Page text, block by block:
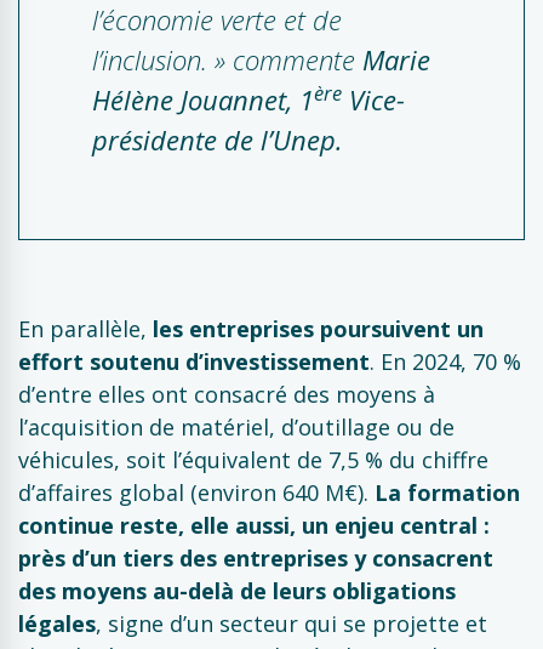
l’économie verte et de
l’inclusion. » commente Marie
Hélène Jouannet, 1ère Vice-
présidente de l’Unep.
En parallèle, les entreprises poursuivent un
effort soutenu d’investissement. En 2024, 70 %
d’entre elles ont consacré des moyens à
l’acquisition de matériel, d’outillage ou de
véhicules, soit l’équivalent de 7,5 % du chiffre
d’affaires global (environ 640 M€). La formation
continue reste, elle aussi, un enjeu central :
près d’un tiers des entreprises y consacrent
des moyens au-delà de leurs obligations
légales, signe d’un secteur qui se projette et